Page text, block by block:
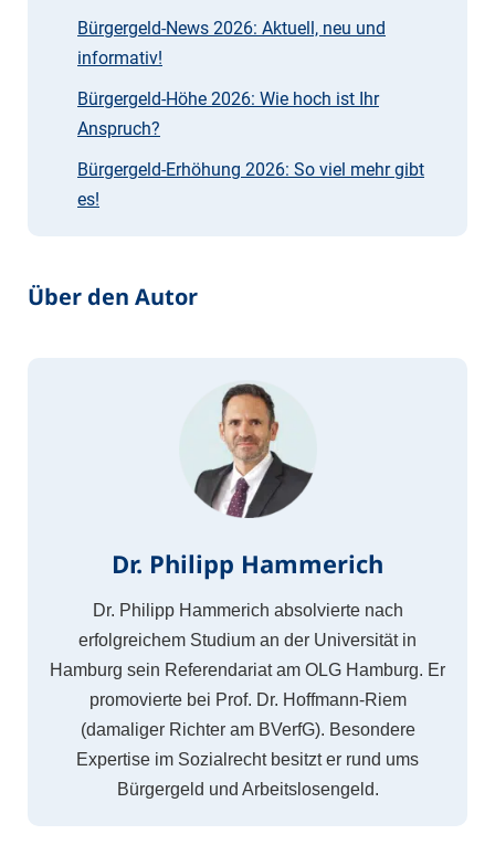
Bürgergeld-News 2026: Aktuell, neu und
informativ!
Bürgergeld-Höhe 2026: Wie hoch ist Ihr
Anspruch?
Bürgergeld-Erhöhung 2026: So viel mehr gibt
es!
Über den Autor
Dr. Philipp Hammerich
Dr. Philipp Hammerich absolvierte nach
erfolgreichem Studium an der Universität in
Hamburg sein Referendariat am OLG Hamburg. Er
promovierte bei Prof. Dr. Hoffmann-Riem
(damaliger Richter am BVerfG). Besondere
Expertise im Sozialrecht besitzt er rund ums
Bürgergeld und Arbeitslosengeld.